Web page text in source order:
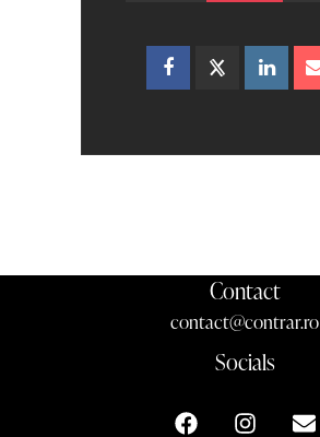
Contact
contact@contrar.ro
Socials